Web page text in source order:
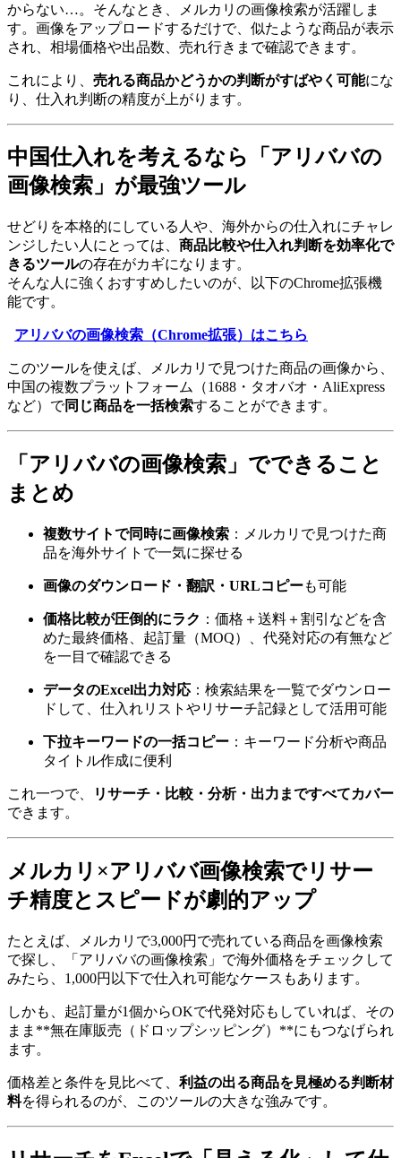
からない…。そんなとき、メルカリの画像検索が活躍しま
す。画像をアップロードするだけで、似たような商品が表示
され、相場価格や出品数、売れ行きまで確認できます。
これにより、 売れる商品かどうかの判断がすばやく可能にな
り、仕入れ判断の精度が上がります。
中国仕入れを考えるなら「アリババの
画像検索」が最強ツール
せどりを本格的にしている人や、海外からの仕入れにチャレ
ンジしたい人にとっては、 商品比較や仕入れ判断を効率化で
きるツールの存在がカギになります。
そんな人に強くおすすめしたいのが、以下のChrome拡張機
能です。
アリババの画像検索（Chrome拡張）はこちら
このツールを使えば、メルカリで見つけた商品の画像から、
中国の複数プラットフォーム（1688・タオバオ・AliExpress
など）で同じ商品を一括検索することができます。
「アリババの画像検索」でできること
まとめ
複数サイトで同時に画像検索 ：メルカリで見つけた商
品を海外サイトで一気に探せる
画像のダウンロード・翻訳・URLコピーも可能
価格比較が圧倒的にラク ：価格＋送料＋割引などを含
めた最終価格、起訂量（MOQ）、代発対応の有無など
を一目で確認できる
データのExcel出力対応 ：検索結果を一覧でダウンロー
ドして、仕入れリストやリサーチ記録として活用可能
下拉キーワードの一括コピー ：キーワード分析や商品
タイトル作成に便利
これ一つで、
リサーチ・比較・分析・出力まですべてカバー
できます。
メルカリ×アリババ画像検索でリサー
チ精度とスピードが劇的アップ
たとえば、メルカリで3,000円で売れている商品を画像検索
で探し、「アリババの画像検索」で海外価格をチェックして
みたら、1,000円以下で仕入れ可能なケースもあります。
しかも、起訂量が1個からOKで代発対応もしていれば、その
まま**無在庫販売（ドロップシッピング）**にもつなげられ
ます。
価格差と条件を見比べて、 利益の出る商品を見極める判断材
料を得られるのが、このツールの大きな強みです。